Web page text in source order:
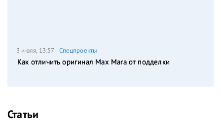
3 июля, 13:57 Спецпроекты
Как отличить оригинал Max Mara от подделки
Статьи